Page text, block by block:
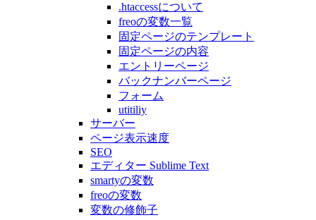
.htaccessについて
freoの変数一覧
固定ページのテンプレート
固定ページの内容
エントリーページ
バックナンバーページ
フォーム
utitiliy
サーバー
ページ表示速度
SEO
エディター Sublime Text
smartyの変数
freoの変数
変数の修飾子